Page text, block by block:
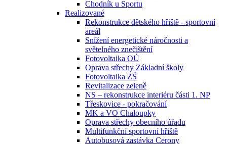
Chodník u Sportu
Realizované
Rekonstrukce dětského hřiště - sportovní
areál
Snížení energetické náročnosti a
světelného znečištění
Fotovoltaika OÚ
Oprava střechy Základní školy
Fotovoltaika ZŠ
Revitalizace zeleně
NS – rekonstrukce interiéru části 1. NP
Třeskovice - pokračování
MK a VO Chaloupky
Oprava střechy obecního úřadu
Multifunkční sportovní hřiště
Autobusová zastávka Cerony